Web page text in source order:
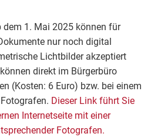
dem 1. Mai 2025 können für
nur noch digital
Lichtbilder akzeptiert
direkt im Bürgerbüro
(Kosten: 6 Euro) bzw. bei einem
Dieser Link führt Sie
Internetseite mit einer
Fotografen.